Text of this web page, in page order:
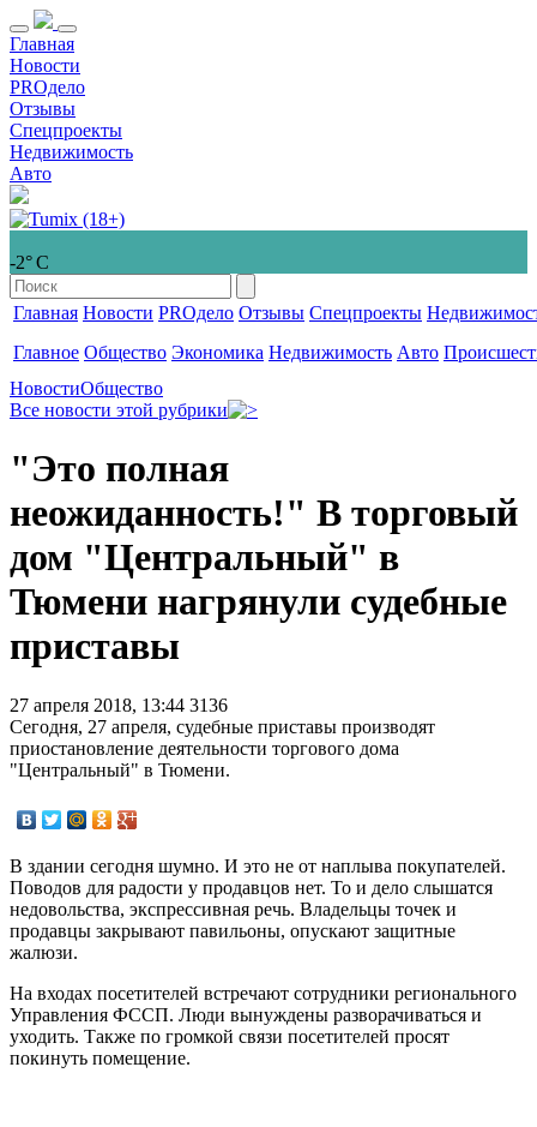
Главная
Новости
PROдело
Отзывы
Спецпроекты
Недвижимость
Авто
-2° С
Главная Новости PROдело Отзывы Спецпроекты
Главное Общество Экономика Недвижимость Авто
НовостиОбщество
Все новости этой рубрики
"Это полная
неожиданность!" В торговый
дом "Центральный" в
Тюмени нагрянули судебные
приставы
27 апреля 2018, 13:44 3136
Сегодня, 27 апреля, судебные приставы производят
приостановление деятельности торгового дома
"Центральный" в Тюмени.
В здании сегодня шумно. И это не от наплыва покупателей.
Поводов для радости у продавцов нет. То и дело слышатся
недовольства, экспрессивная речь. Владельцы точек и
продавцы закрывают павильоны, опускают защитные
жалюзи.
На входах посетителей встречают сотрудники регионального
Управления ФССП. Люди вынуждены разворачиваться и
уходить. Также по громкой связи посетителей просят
покинуть помещение.